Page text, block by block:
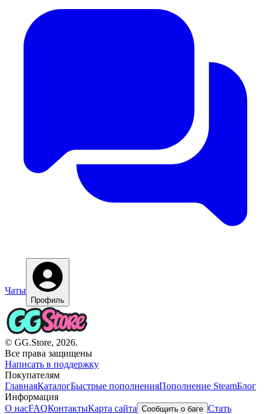
Чаты
Профиль
© GG.Store, 2026.
Все права защищены
Написать в поддержку
Покупателям
ГлавнаяКаталогБыстрые пополненияПополнение SteamБлог
Информация
О насFAQКонтактыКарта сайта Сообщить о баге Стать